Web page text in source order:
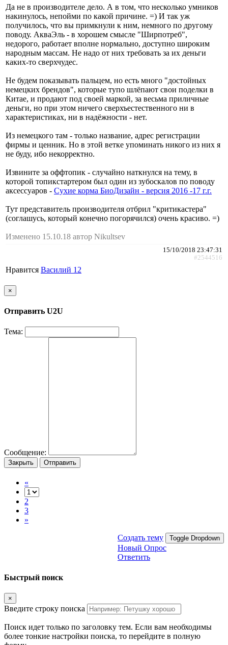
Да не в производителе дело. А в том, что несколько умников
накинулось, непойми по какой причине. =) И так уж
получилось, что вы примкнули к ним, немного по другому
поводу. АкваЭль - в хорошем смысле "Ширпотреб",
недорого, работает вполне нормально, доступно широким
народным массам. Не надо от них требовать за их деньги
каких-то сверхчудес.
Не будем показывать пальцем, но есть много "достойных
немецких брендов", которые тупо шлёпают свои поделки в
Китае, и продают под своей маркой, за весьма приличные
деньги, но при этом ничего сверхъестественного ни в
характеристиках, ни в надёжности - нет.
Из немецкого там - только название, адрес регистрации
фирмы и ценник. Но в этой ветке упоминать никого из них я
не буду, ибо некорректно.
Извините за оффтопик - случайно наткнулся на тему, в
которой топикстартером был один из зубоскалов по поводу
аксессуаров - Сухие корма БиоДизайн - версия 2016 -17 г.г.
Тут представитель производителя отбрил "критикастера"
(соглашусь, который конечно погорячился) очень красиво. =)
Изменено 15.10.18 автор Nikultsev
15/10/2018 23:47:31
#2544516
Нравится Василий 12
×
Отправить U2U
Тема:
Сообщение:
Закрыть Отправить
«
2
3
»
Создать тему Toggle Dropdown
Новый Опрос
Ответить
Быстрый поиск
×
Введите строку поиска
Поиск идет только по заголовку тем. Если вам необходимы
более тонкие настройки поиска, то перейдите в полную